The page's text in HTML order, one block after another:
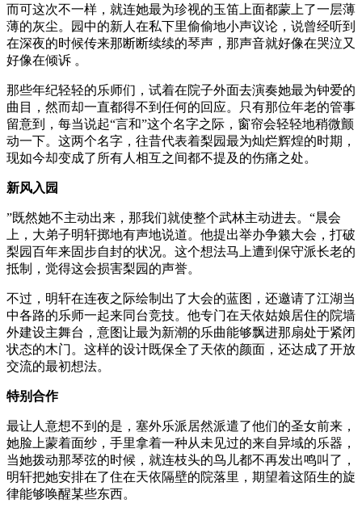
而可这次不一样，就连她最为珍视的玉笛上面都蒙上了一层薄
薄的灰尘。园中的新人在私下里偷偷地小声议论，说曾经听到
在深夜的时候传来那断断续续的琴声，那声音就好像在哭泣又
好像在倾诉 。
那些年纪轻轻的乐师们，试着在院子外面去演奏她最为钟爱的
曲目，然而却一直都得不到任何的回应。只有那位年老的管事
留意到，每当说起“言和”这个名字之际，窗帘会轻轻地稍微颤
动一下。这两个名字，往昔代表着梨园最为灿烂辉煌的时期，
现如今却变成了所有人相互之间都不提及的伤痛之处。
新风入园
”既然她不主动出来，那我们就使整个武林主动进去。“晨会
上，大弟子明轩掷地有声地说道。他提出举办争籁大会，打破
梨园百年来固步自封的状况。这个想法马上遭到保守派长老的
抵制，觉得这会损害梨园的声誉。
不过，明轩在连夜之际绘制出了大会的蓝图，还邀请了江湖当
中各路的乐师一起来同台竞技。他专门在天依姑娘居住的院墙
外建设主舞台，意图让最为新潮的乐曲能够飘进那扇处于紧闭
状态的木门。这样的设计既保全了天依的颜面，还达成了开放
交流的最初想法。
特别合作
最让人意想不到的是，塞外乐派居然派遣了他们的圣女前来，
她脸上蒙着面纱，手里拿着一种从未见过的来自异域的乐器，
当她拨动那琴弦的时候，就连枝头的鸟儿都不再发出鸣叫了，
明轩把她安排在了住在天依隔壁的院落里，期望着这陌生的旋
律能够唤醒某些东西。